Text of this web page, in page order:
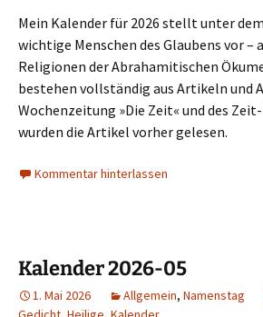
Mein Kalender für 2026 stellt unter
wichtige Menschen des Glaubens vor –
Religionen der Abrahamitischen
bestehen vollständig aus Artikeln und
Wochenzeitung »Die Zeit« und des
wurden die Artikel vorher gelesen.
Kommentar hinterlassen
Kalender 2026-05
1. Mai 2026 Allgemein, Namenstag